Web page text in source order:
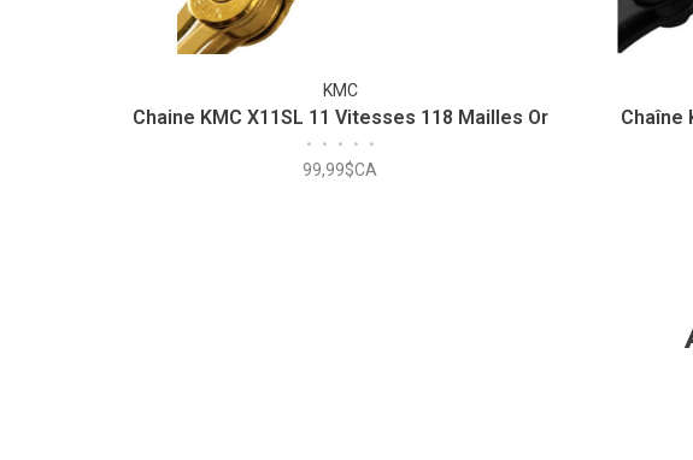
KMC
Chaine KMC X11SL 11 Vitesses 118 Mailles Or
• • • • •
99,99$CA
Chaîne